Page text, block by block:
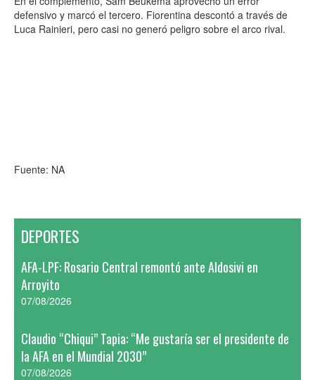
defensivo y marcó el tercero. Fiorentina descontó a través de
Luca Rainieri, pero casi no generó peligro sobre el arco rival.
Fuente: NA
DEPORTES
AFA-LPF: Rosario Central remontó ante Aldosivi en
Arroyito
07/08/2026
Claudio “Chiqui” Tapia: “Me gustaría ser el presidente de
la AFA en el Mundial 2030”
07/08/2026